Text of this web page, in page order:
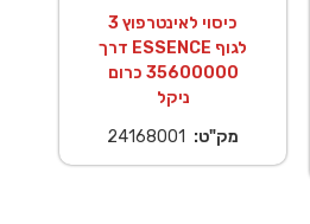
כיסוי לאינטרפוץ 3
דרך ESSENCE לגוף
35600000 כרום
ניקל
מק"ט: 24168001